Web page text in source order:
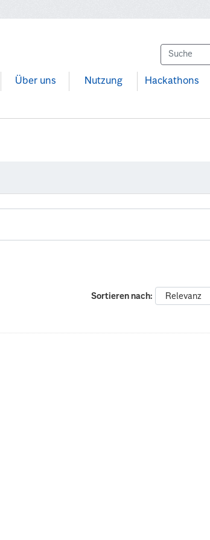
Über uns Nutzung Hackathons
Sortieren nach